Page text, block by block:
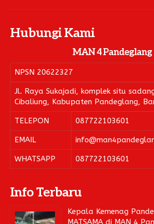
Hubungi Kami
MAN 4 Pandeglang
NPSN 20622327
Jl. Raya Sukajadi, komplek situ
Cibaliung, Kabupaten Pandeglang,
TELEPON 087722103601
EMAIL
WHATSAPP 087722103601
Info Terbaru
Kepala Kemenag
MATSAMA di MAN 4